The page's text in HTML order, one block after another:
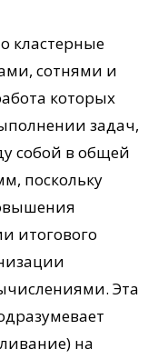
кластерные
сотнями и
которых
задач,
собой в общей
поскольку
итогового
Эта
на